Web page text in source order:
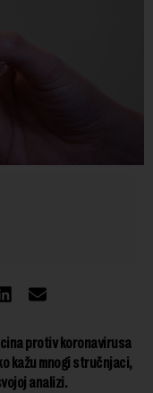
protiv koronavirusa
kažu mnogi stručnjaci,
analizi.